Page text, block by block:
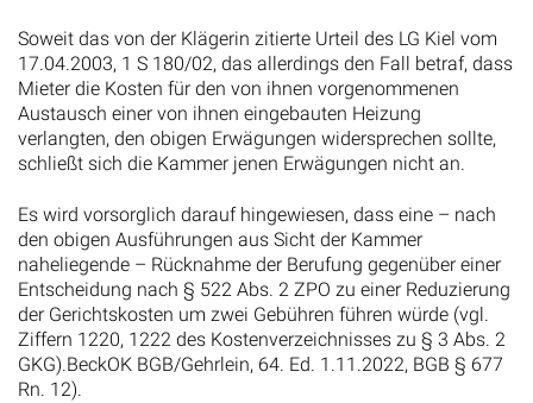
Soweit das von der Klägerin zitierte Urteil des LG Kiel vom
17.04.2003, 1 S 180/02, das allerdings den Fall betraf, dass
Mieter die Kosten für den von ihnen vorgenommenen
Austausch einer von ihnen eingebauten Heizung
verlangten, den obigen Erwägungen widersprechen sollte,
schließt sich die Kammer jenen Erwägungen nicht an.
Es wird vorsorglich darauf hingewiesen, dass eine – nach
den obigen Ausführungen aus Sicht der Kammer
naheliegende – Rücknahme der Berufung gegenüber einer
Entscheidung nach § 522 Abs. 2 ZPO zu einer Reduzierung
der Gerichtskosten um zwei Gebühren führen würde (vgl.
Ziffern 1220, 1222 des Kostenverzeichnisses zu § 3 Abs. 2
GKG).BeckOK BGB/Gehrlein, 64. Ed. 1.11.2022, BGB § 677
Rn. 12).